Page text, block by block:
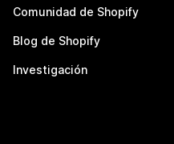
Comunidad de Shopify
Blog de Shopify
Investigación